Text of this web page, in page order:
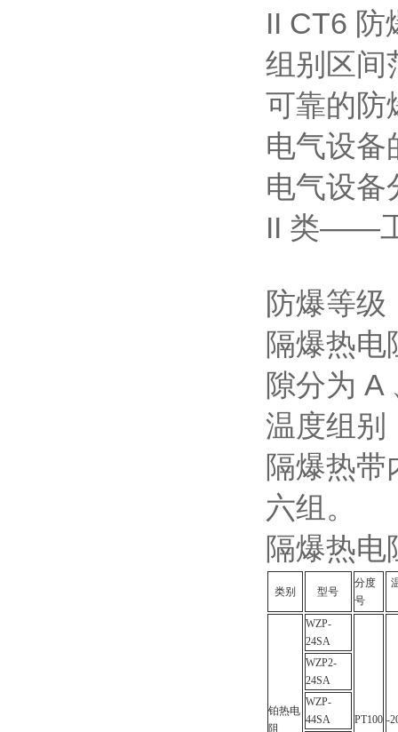
II CT6 防
组别区间
可靠的防
电气设备
电气设
II 类——
防爆等级
隔爆热
隙分为 A
温度组别
隔爆热
六组。
隔爆热电
类别 型号
分度
号
铂热电
阻
WZP-
24SA
PT100 -
WZP2-
24SA
WZP-
44SA